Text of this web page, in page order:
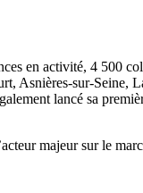
en activité, 4 500
Asnières-sur-
lancé sa
majeur sur le